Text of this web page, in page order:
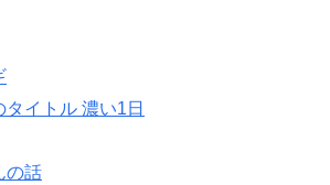
イトル 濃い1日
の話